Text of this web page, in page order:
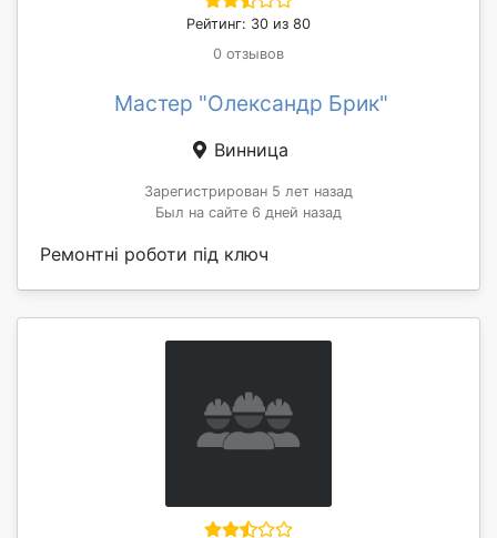
Рейтинг: 30 из 80
0 отзывов
Мастер "Олександр Брик"
Винница
Зарегистрирован 5 лет назад
Был на сайте 6 дней назад
Ремонтні роботи під ключ